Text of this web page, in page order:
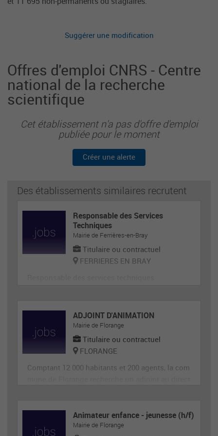
Suggérer une modification
Offres d'emploi CNRS - Centre
national de la recherche
scientifique
Cet établissement n'a pas d'offre d'emploi
publiée pour le moment
Créer une alerte
Des établissements similaires recrutent
Responsable des Services
Techniques
Mairie de Ferrières-en-Bray
Titulaire ou contractuel
FERRIERES EN BRAY
ADJOINT D'ANIMATION
Mairie de Florange
Titulaire ou contractuel
FLORANGE
Comptant 12 000 habitants et 200 agents, la com
en animation et de compétences administrative
s, ainsi qu'en gestion d’équipe et en communica
Animateur enfance - jeunesse (h/f)
Mairie de Florange